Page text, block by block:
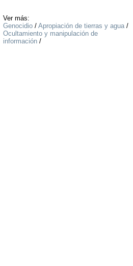
Ver más:
Genocidio/ Apropiación de tierras y agua/
Ocultamiento y manipulación de
información/